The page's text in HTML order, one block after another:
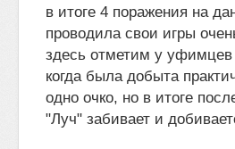
в итоге 4 поражения на
проводила свои игры
здесь отметим у уфимцев
когда была добыта
одно очко, но в итоге
"Луч" забивает и